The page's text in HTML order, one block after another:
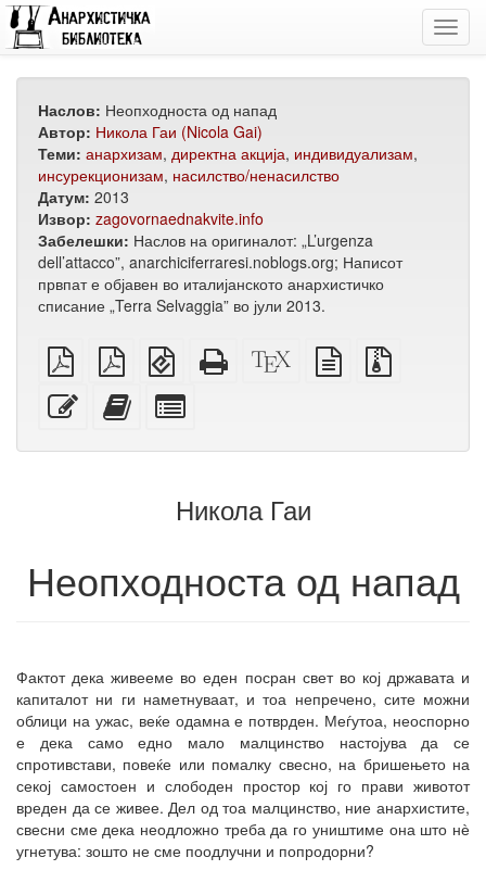
Наслов: Неопходноста од напад
Автор: Никола Гаи (Nicola Gai)
Теми: анархизам, директна акција, индивидуализам,
инсурекционизам, насилство/ненасилство
Датум: 2013
Извор: zagovornaednakvite.info
Забелешки: Наслов на оригиналот: „L’urgenza
dell’attacco”, anarchiciferraresi.noblogs.org; Написот
првпат е објавен во италијанското анархистичко
списание „Terra Selvaggia” во јули 2013.
обичен
PDF
А4
PDF
печатење
EPUB
(за
мобилни
уреди)
Целосен
HTML
XeLaTeX
извор
изворот
Уреди
текст
Додади
текст
збирката
за
Никола Гаи
Неопходноста од напад
Фактот дека живееме во еден посран свет во кој државата и
капиталот ни ги наметнуваат, и тоа непречено, сите можни
облици на ужас, веќе одамна е потврден. Меѓутоа, неоспорно
е дека само едно мало малцинство настојува да се
спротивстави, повеќе или помалку свесно, на бришењето на
секој самостоен и слободен простор кој го прави животот
вреден да се живее. Дел од тоа малцинство, ние анархистите,
свесни сме дека неодложно треба да го уништиме она што нѐ
угнетува: зошто не сме поодлучни и попродорни?